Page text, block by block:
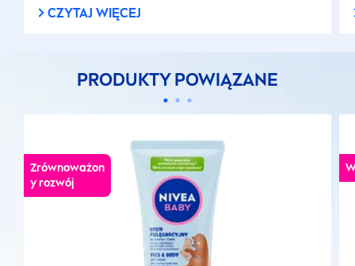
CZYTAJ WIĘCEJ
PRODUKTY POWIĄZANE
Zrównoważon
y rozwój